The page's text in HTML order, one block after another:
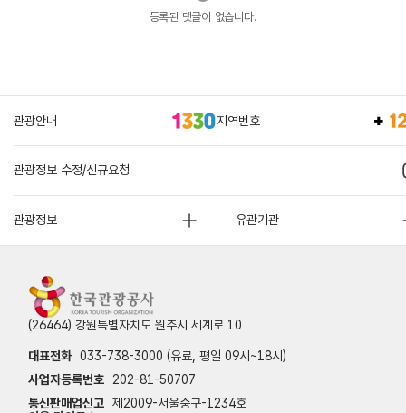
등록된 댓글이 없습니다.
관광안내 지역번호
관광정보 수정/신규요청
관광정보 유관기관
(26464) 강원특별자치도 원주시 세계로 10
대표전화 033-738-3000 (유료, 평일 09시~18시)
사업자등록번호
202-81-50707
통신판매업신고 제2009-서울중구-1234호